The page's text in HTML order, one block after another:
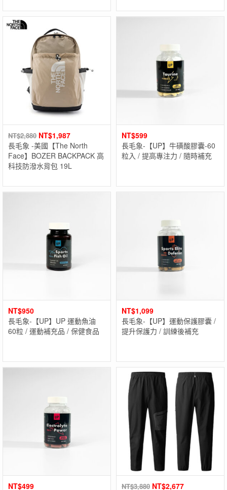
NT$2,880 NT$1,987
長毛象 -美國【The North
Face】BOZER BACKPACK 高
科技防潑水背包 19L
NT$599
長毛象-【UP】牛磺酸膠囊-60
粒入 / 提高專注力 / 隨時補充
NT$950
長毛象-【UP】UP 運動魚油
60粒 / 運動補充品 / 保健食品
NT$1,099
長毛象-【UP】運動保護膠囊 /
提升保護力 / 訓練後補充
NT$499
NT$3,880 NT$2,677